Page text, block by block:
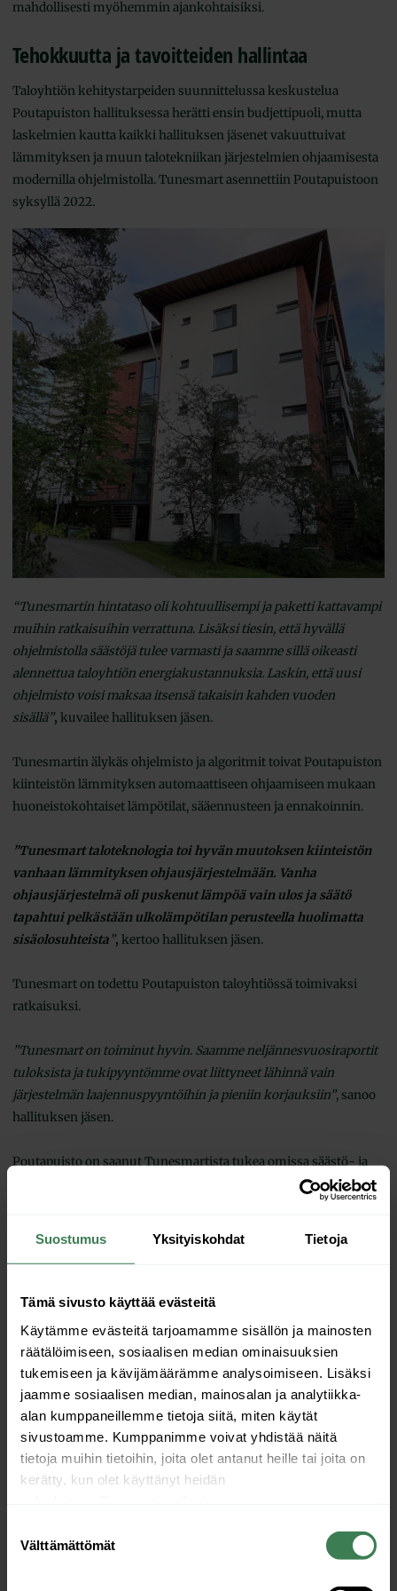
Suostumus Yksityiskohdat Tietoja
Tämä sivusto käyttää evästeitä
Käytämme evästeitä tarjoamamme sisällön ja mainosten
räätälöimiseen, sosiaalisen median ominaisuuksien
tukemiseen ja kävijämäärämme analysoimiseen. Lisäksi
jaamme sosiaalisen median, mainosalan ja analytiikka-
alan kumppaneillemme tietoja siitä, miten käytät
sivustoamme. Kumppanimme voivat yhdistää näitä
tietoja muihin tietoihin, joita olet antanut heille tai joita on
kerätty, kun olet käyttänyt heidän
valinta
Välttämättömät
mahdollisesti myöhemmin ajankohtaisiksi.
Tehokkuutta ja tavoitteiden hallintaa
Taloyhtiön kehitystarpeiden suunnittelussa keskustelua
Poutapuiston hallituksessa herätti ensin budjettipuoli, mutta
laskelmien kautta kaikki hallituksen jäsenet vakuuttuivat
lämmityksen ja muun talotekniikan järjestelmien ohjaamisesta
modernilla ohjelmistolla. Tunesmart asennettiin Poutapuistoon
syksyllä 2022.
“Tunesmartin hintataso oli kohtuullisempi ja paketti kattavampi
muihin ratkaisuihin verrattuna. Lisäksi tiesin, että hyvällä
ohjelmistolla säästöjä tulee varmasti ja saamme sillä oikeasti
alennettua taloyhtiön energiakustannuksia. Laskin, että uusi
ohjelmisto voisi maksaa itsensä takaisin kahden vuoden
sisällä”, kuvailee hallituksen jäsen.
Tunesmartin älykäs ohjelmisto ja algoritmit toivat Poutapuiston
kiinteistön lämmityksen automaattiseen ohjaamiseen mukaan
huoneistokohtaiset lämpötilat, sääennusteen ja ennakoinnin.
”Tunesmart taloteknologia toi hyvän muutoksen kiinteistön
vanhaan lämmityksen ohjausjärjestelmään. Vanha
ohjausjärjestelmä oli puskenut lämpöä vain ulos ja säätö
tapahtui pelkästään ulkolämpötilan perusteella huolimatta
sisäolosuhteista”, kertoo hallituksen jäsen.
Tunesmart on todettu Poutapuiston taloyhtiössä toimivaksi
ratkaisuksi.
”Tunesmart on toiminut hyvin. Saamme neljännesvuosiraportit
tuloksista ja tukipyyntömme ovat liittyneet lähinnä vain
järjestelmän laajennuspyyntöihin ja pieniin korjauksiin”, sanoo
hallituksen jäsen.
Poutapuisto on saanut Tunesmartista tukea omissa säästö- ja
energiatehokkuustavoitteissaan. Talvikautena säästöjä
olemme saaneet helposti kustannussäästöjä. Järjestelmä on jo
Poutapuiston taloyhtiössä seurataan säännöllisesti kiinteistön
energiatehokkuutta. Tässä hyödynnetään raporttia, joka sisältää
muun muassa huoneistojen lämpötilat ja kiinteistön
lämpötasapainon. Taloyhtiön hallituksen kokouksen agendalle
on tullut myös uusi kohta ”kiinteistön energiatehokkuuden
seuranta”. Tällöin hallitus käy läpi raportteja ja seuraa paljonko
”Tunnen alaa ja minulla on vertailutasoa muihin toimittajiin